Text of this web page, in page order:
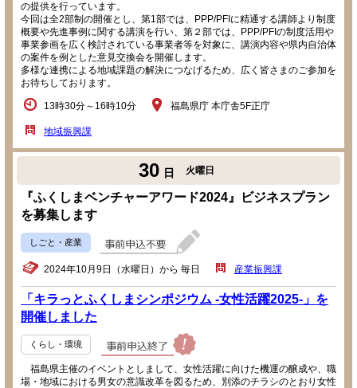
の提供を行っています。
今回は全2部制の開催とし、第1部では、PPP/PFIに精通する講師より制度
概要や先進事例に関する講演を行い、第２部では、PPP/PFIの制度活用や
事業参画を広く検討されている事業者等を対象に、講演内容や県内自治体
の案件を例とした意見交換会を開催します。
多様な連携による地域課題の解決につなげるため、広く皆さまのご参加を
お待ちしております。
13時30分～16時10分 福島県庁 本庁舎5F正庁
地域振興課
30 日 火曜日
『ふくしまベンチャーアワード2024』ビジネスプラン
を募集します
しごと・産業
2024年10月9日（水曜日）から 毎日 産業振興課
「キラっとふくしまシンポジウム -女性活躍2025-」を
開催しました
くらし・環境
福島県主催のイベントとしまして、女性活躍に向けた機運の醸成や、職
場・地域における男女の意識改革を図るため、別添のチラシのとおり女性